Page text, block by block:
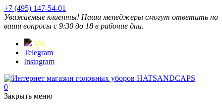
+7 (495) 147-54-01
Уважаемые клиенты! Наши менеджеры смогут ответить на
ваши вопросы с 9:30 до 18 в рабочие дни.
VK
Telegram
Instagram
0
Закрыть меню